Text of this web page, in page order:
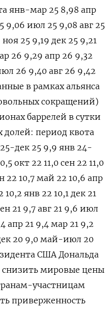
янв-мар 25 8,98 апр
9,06 июл 25 9,08 авг 25
ноя 25 9,19 дек 25 9,21
26 9,29 апр 26 9,32
26 9,40 авг 26 9,42
в рамках альянса
сокращений)
баррелей в сутки
долей: период квота
дек 25 9,9 янв 24-
окт 22 11,0 сен 22 11,0
22 10,7 май 22 10,6 апр
янв 22 10,1 дек 21
21 9,7 авг 21 9,6 июл
апр 21 9,4 мар 21 9,2
20 9,0 май-июл 20
США Дональда
мировые цены
участницам
приверженность